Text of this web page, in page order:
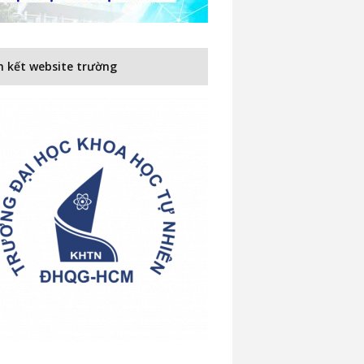
kết website trường